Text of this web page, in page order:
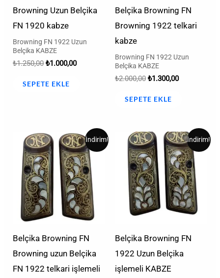
Browning Uzun Belçika
FN 1920 kabze
Browning FN 1922 Uzun
Belçika KABZE
₺1.250,00 ₺1.000,00
SEPETE EKLE
Belçika Browning FN
Browning 1922 telkari
kabze
Browning FN 1922 Uzun
Belçika KABZE
₺2.000,00 ₺1.300,00
SEPETE EKLE
İndirim!
Belçika Browning FN
Browning uzun Belçika
FN 1922 telkari işlemeli
Orijinal
fiyat:
₺2.000,00.
Şu
andaki
fiyat:
₺1.300,00.
İndirim!
Belçika Browning FN
1922 Uzun Belçika
işlemeli KABZE
Orijinal
fiyat:
₺2.000,00.
Şu
andaki
fiyat:
₺1.300,00.